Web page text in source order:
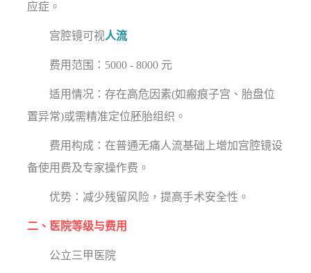
应症。
宫腔镜可视人流
费用范围：5000 - 8000 元
适用情况：存在高危因素(如瘢痕子宫、胎盘位
置异常)或需精准定位胚胎组织。
费用构成：在普通无痛人流基础上增加宫腔镜设
备使用费及专家操作费。
优势：减少残留风险，提高手术安全性。
二、医院等级与费用
公立三甲医院